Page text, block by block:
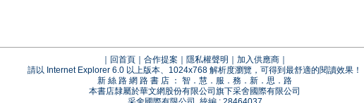
回首頁 合作提案 隱私權聲明 加入供應商
請以 Internet Explorer 6.0 以上版本、1024x768 解析度瀏覽，可得到最舒適的閱讀效果！
新 絲 路 網 路 書 店 ： 智．慧．服．務．新．思．路
本書店隸屬於華文網股份有限公司旗下采舍國際有限公司